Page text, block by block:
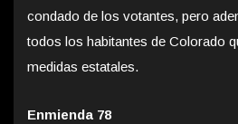
condado de los votantes, pero
todos los habitantes de Colorado
medidas estatales.
Enmienda 78